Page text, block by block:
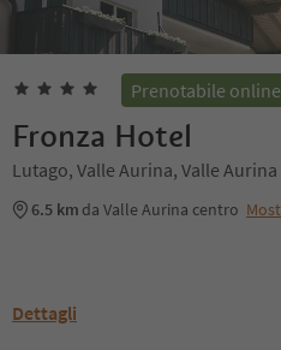
Prenotabile online
Fronza Hotel
Lutago, Valle Aurina, Valle Aurina
6.5 km da Valle Aurina centro
Dettagli